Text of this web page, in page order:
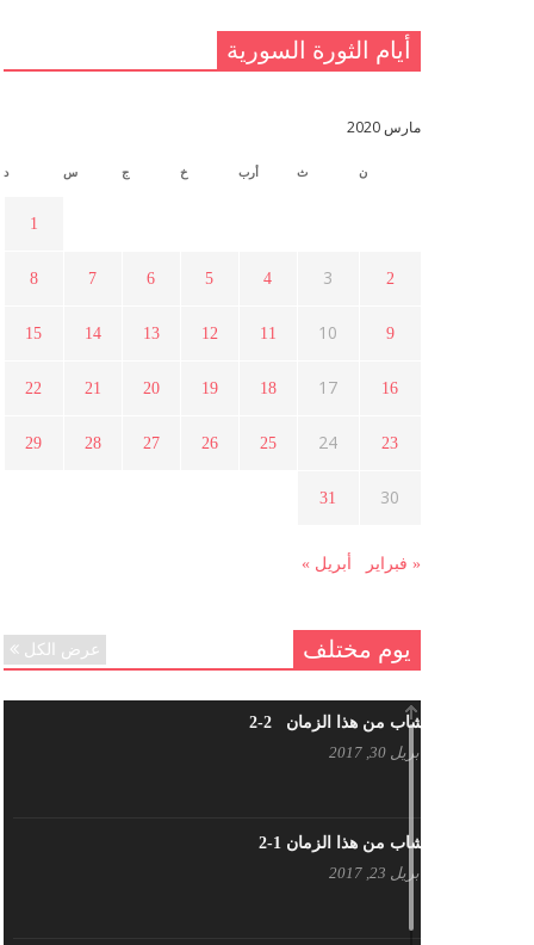
القدس والربيع العربي في ندوة لحزب
أسبوع ثقافي في ذكرى الاستقلال
الثورة السورية ؟
في الثورة السورية ؟
أيام الثورة السورية
مارس 2020
ن ث أرب خ ج س د
1
2
3
4
5
6
7
8
9
10
11
12
13
14
15
16
17
18
19
20
21
22
23
24
25
26
27
28
29
30
31
« فبراير أبريل »
يوم مختلف عرض الكل
شاب من هذا الزمان 2-2
أبريل 30, 2017
شاب من هذا الزمان 1-2
أبريل 23, 2017